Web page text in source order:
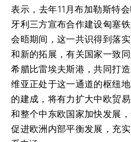
表示，去年11月布加勒斯特
牙利三方宣布合作建设匈塞
会晤期间，这一共识得到落
和新的拓展，有关国家一致
希腊比雷埃夫斯港，共同打
维亚正处于这一通道的枢纽
的建成，将有力扩大中欧贸
和整个中东欧国家加快发展
促进欧洲内部平衡发展，充